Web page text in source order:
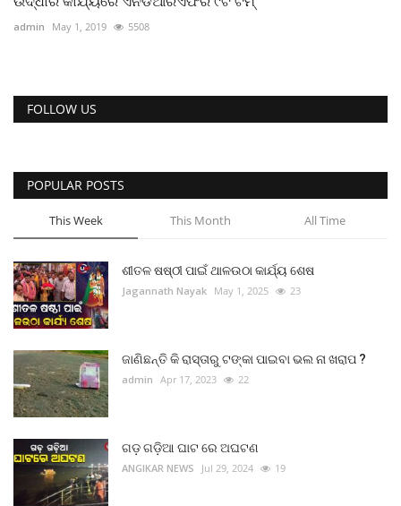
admin May 1, 2019 5508
FOLLOW US
POPULAR POSTS
This Week This Month All Time
ଶୀତଳ ଷଷ୍ଠୀ ପାଇଁ ଥାଳଉଠା କାର୍ଯ୍ୟ ଶେଷ
Jagannath Nayak May 1, 2025 23
ଜାଣିଛନ୍ତି କି ରାସ୍ତାରୁ ଟଙ୍କା ପାଇବା ଭଲ ନା ଖରାପ ?
admin Apr 17, 2023 22
ଗଡ଼ ଗଡ଼ିଆ ଘାଟ ରେ ଅଘଟଣ
ANGIKAR NEWS Jul 29, 2024 19